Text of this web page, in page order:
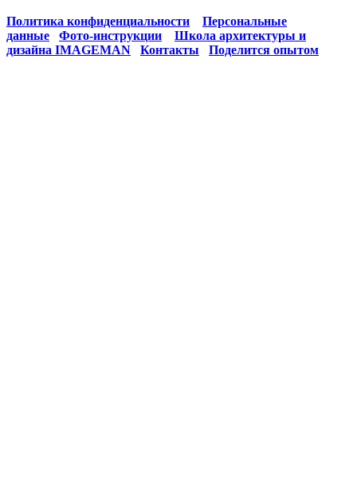
Политика конфиденциальности
Персональные
данные
Фото-инструкции
Школа архитектуры и
дизайна IMAGEMAN
Контакты Поделится опытом